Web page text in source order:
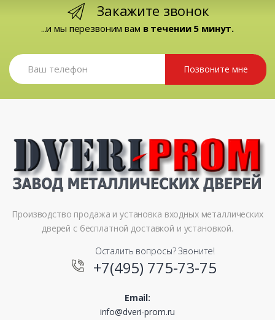
Закажите звонок
...и мы перезвоним вам в течении 5 минут.
Позвоните мне
Производство продажа и установка входных металлических
дверей с бесплатной доставкой и установкой.
Осталить вопросы? Звоните!
+7(495) 775-73-75
Email:
info@dveri-prom.ru